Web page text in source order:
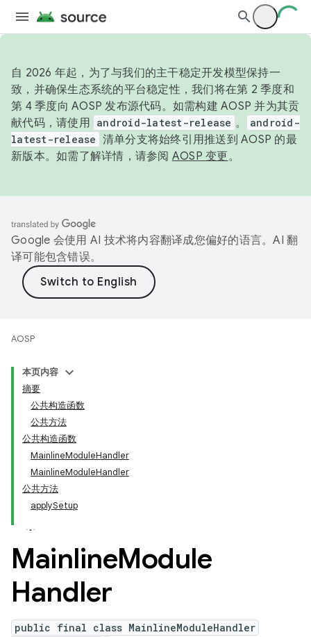
自 2026 年起，为了与我们的主干稳定开发模型保持一
致，并确保生态系统的平台稳定性，我们将在第 2 季度和
第 4 季度向 AOSP 发布源代码。如需构建 AOSP 并为其贡
献代码，请使用 android-latest-release 。
android-
latest-release 清单分支将始终引用推送到 AOSP 的最
新版本。如需了解详情，请参阅 AOSP 变更。
Google 会使用 AI 技术将内容翻译成您偏好的语言。AI 翻
译可能包含错误。
AOSP
本页内容
摘要
公共构造函数
公共方法
公共构造函数
MainlineModuleHandler
MainlineModuleHandler
公共方法
applySetup
MainlineModule
Handler
public final class MainlineModuleHandler